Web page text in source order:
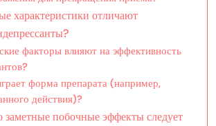
характеристики отличают
факторы влияют на эффективность
форма препарата (например,
действия)?
заметные побочные эффекты следует